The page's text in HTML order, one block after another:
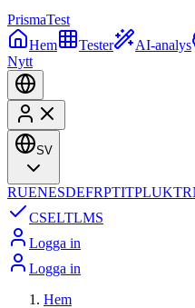
PrismaTest
Hem
Tester AI-analys
Nytt
SV
RUENESDEFRPTITPLUKTR
CSELTLMS
Logga in
Logga in
Hem